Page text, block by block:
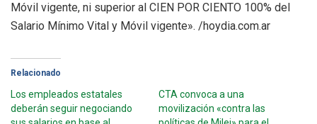
Móvil vigente, ni superior al CIEN POR CIENTO 100% del
Salario Mínimo Vital y Móvil vigente». /hoydia.com.ar
Relacionado
Los empleados estatales
deberán seguir negociando
CTA convoca a una
movilización «contra las